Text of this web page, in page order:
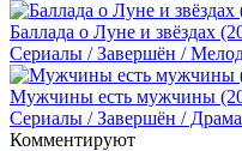
Баллада о Луне и звёздах
Сериалы / Завершён /
Мужчины есть мужчины
Сериалы / Завершён /
Комментируют